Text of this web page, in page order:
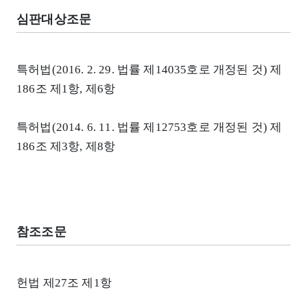
심판대상조문
특허법(2016. 2. 29. 법률 제14035호로 개정된 것) 제
186조 제1항, 제6항
특허법(2014. 6. 11. 법률 제12753호로 개정된 것) 제
186조 제3항, 제8항
참조조문
헌법 제27조 제1항